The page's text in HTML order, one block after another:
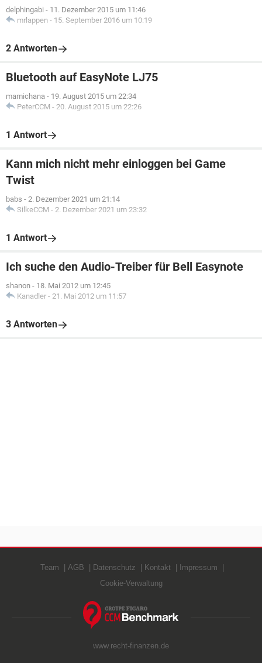
delphingabi - 11. Dezember 2015 um 11:46
mrlappen - 15. September 2016 um 10:19
2 Antworten
Bluetooth auf EasyNote LJ75
mamichana - 19. August 2015 um 22:34
PeterCCM - 20. August 2015 um 22:26
1 Antwort
Kann mich nicht mehr einloggen bei Game
Twist
babs - 2. Dezember 2021 um 21:14
SilkeCCM - 2. Dezember 2021 um 23:32
1 Antwort
Ich suche den Audio-Treiber für Bell Easynote
shanon - 18. Mai 2012 um 12:45
Kanadler - 21. Mai 2012 um 11:57
3 Antworten
Team AGB Datenschutz Kontakt
Impressum
Cookie-Verwaltung
www.recht-finanzen.de